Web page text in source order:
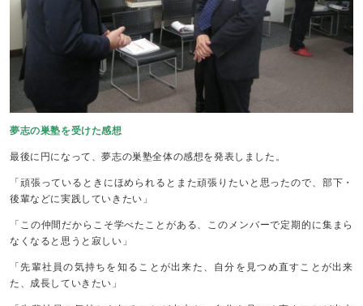
夢志の巣塾を受けた感想
最後に円になって、夢志の巣塾全体の感想を発表しました。
「頑張っているときにほめられるとまた頑張りたいと思ったので、部下・
後輩などに実践していきたい」
「この仲間だからこそ学べたことがある、このメンバーで定期的に集まら
なくなると思うと寂しい」
「先輩社員の気持ちを知ることが出来た、自分を見つめ直すことが出来
た、成長していきたい」